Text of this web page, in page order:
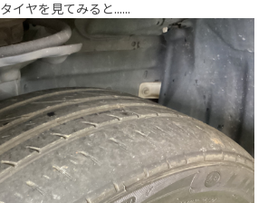
タイヤを見てみると......